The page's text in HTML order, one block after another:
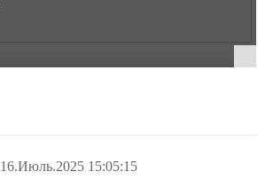
16.Июль.2025 15:05:15